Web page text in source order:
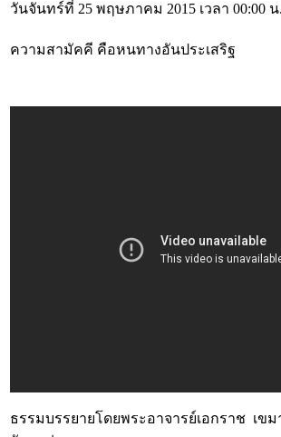
วันจันทร์ที่ 25 พฤษภาคม 2015 เวลา 00:00 น.
ความสามัคคี คือหนทางอันประเสริฐ
ธรรมบรรยายโดยพระอาจารย์เอกราช เข